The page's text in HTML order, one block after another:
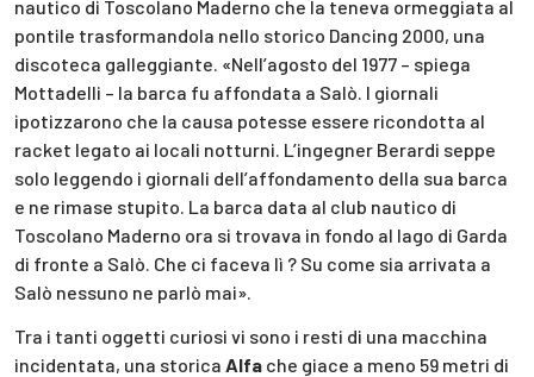
nautico di Toscolano Maderno che la teneva ormeggiata al
pontile trasformandola nello storico Dancing 2000, una
discoteca galleggiante. «Nell’agosto del 1977 – spiega
Mottadelli – la barca fu affondata a Salò. I giornali
ipotizzarono che la causa potesse essere ricondotta al
racket legato ai locali notturni. L’ingegner Berardi seppe
solo leggendo i giornali dell’affondamento della sua barca
e ne rimase stupito. La barca data al club nautico di
Toscolano Maderno ora si trovava in fondo al lago di Garda
di fronte a Salò. Che ci faceva lì ? Su come sia arrivata a
Salò nessuno ne parlò mai».
Tra i tanti oggetti curiosi vi sono i resti di una macchina
incidentata, una storica Alfa che giace a meno 59 metri di